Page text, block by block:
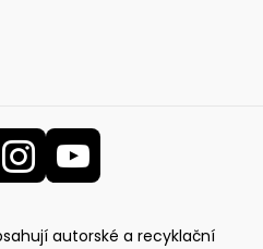
autorské a recyklační